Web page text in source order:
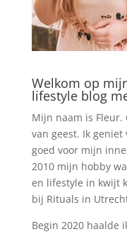
Welkom op
lifestyle blog
Mijn naam is Fleur.
van geest. Ik
goed voor mijn
2010 mijn hobby
en lifestyle in kwijt
bij Rituals in
Begin 2020 haalde